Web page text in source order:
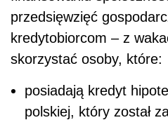
przedsięwzięć
kredytobiorcom – z
skorzystać osoby, które:
posiadają kredyt
polskiej, który został